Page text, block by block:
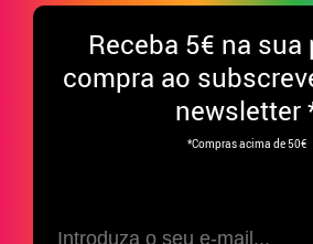
Receba 5€ na sua
compra ao
newsletter
*Compras acima de 50€